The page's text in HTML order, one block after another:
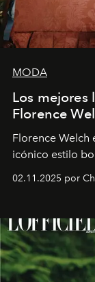
MODA
Los mejores
Florence
Florence Welch
icónico estilo
02.11.2025 por